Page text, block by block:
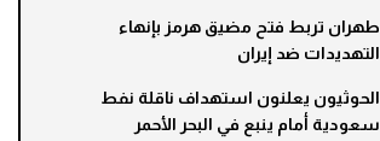
طهران تربط فتح مضيق هرمز بإنهاء
التهديدات ضد إيران
الحوثيون يعلنون استهداف ناقلة نفط
سعودية أمام ينبع في البحر الأحمر